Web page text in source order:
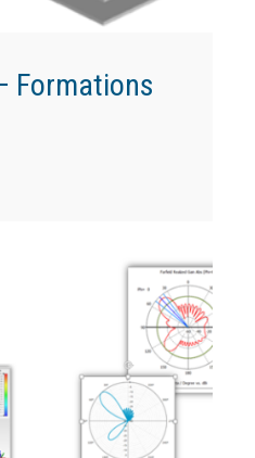
Formations